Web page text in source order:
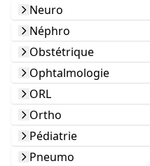
Neuro
Néphro
Obstétrique
Ophtalmologie
ORL
Ortho
Pédiatrie
Pneumo